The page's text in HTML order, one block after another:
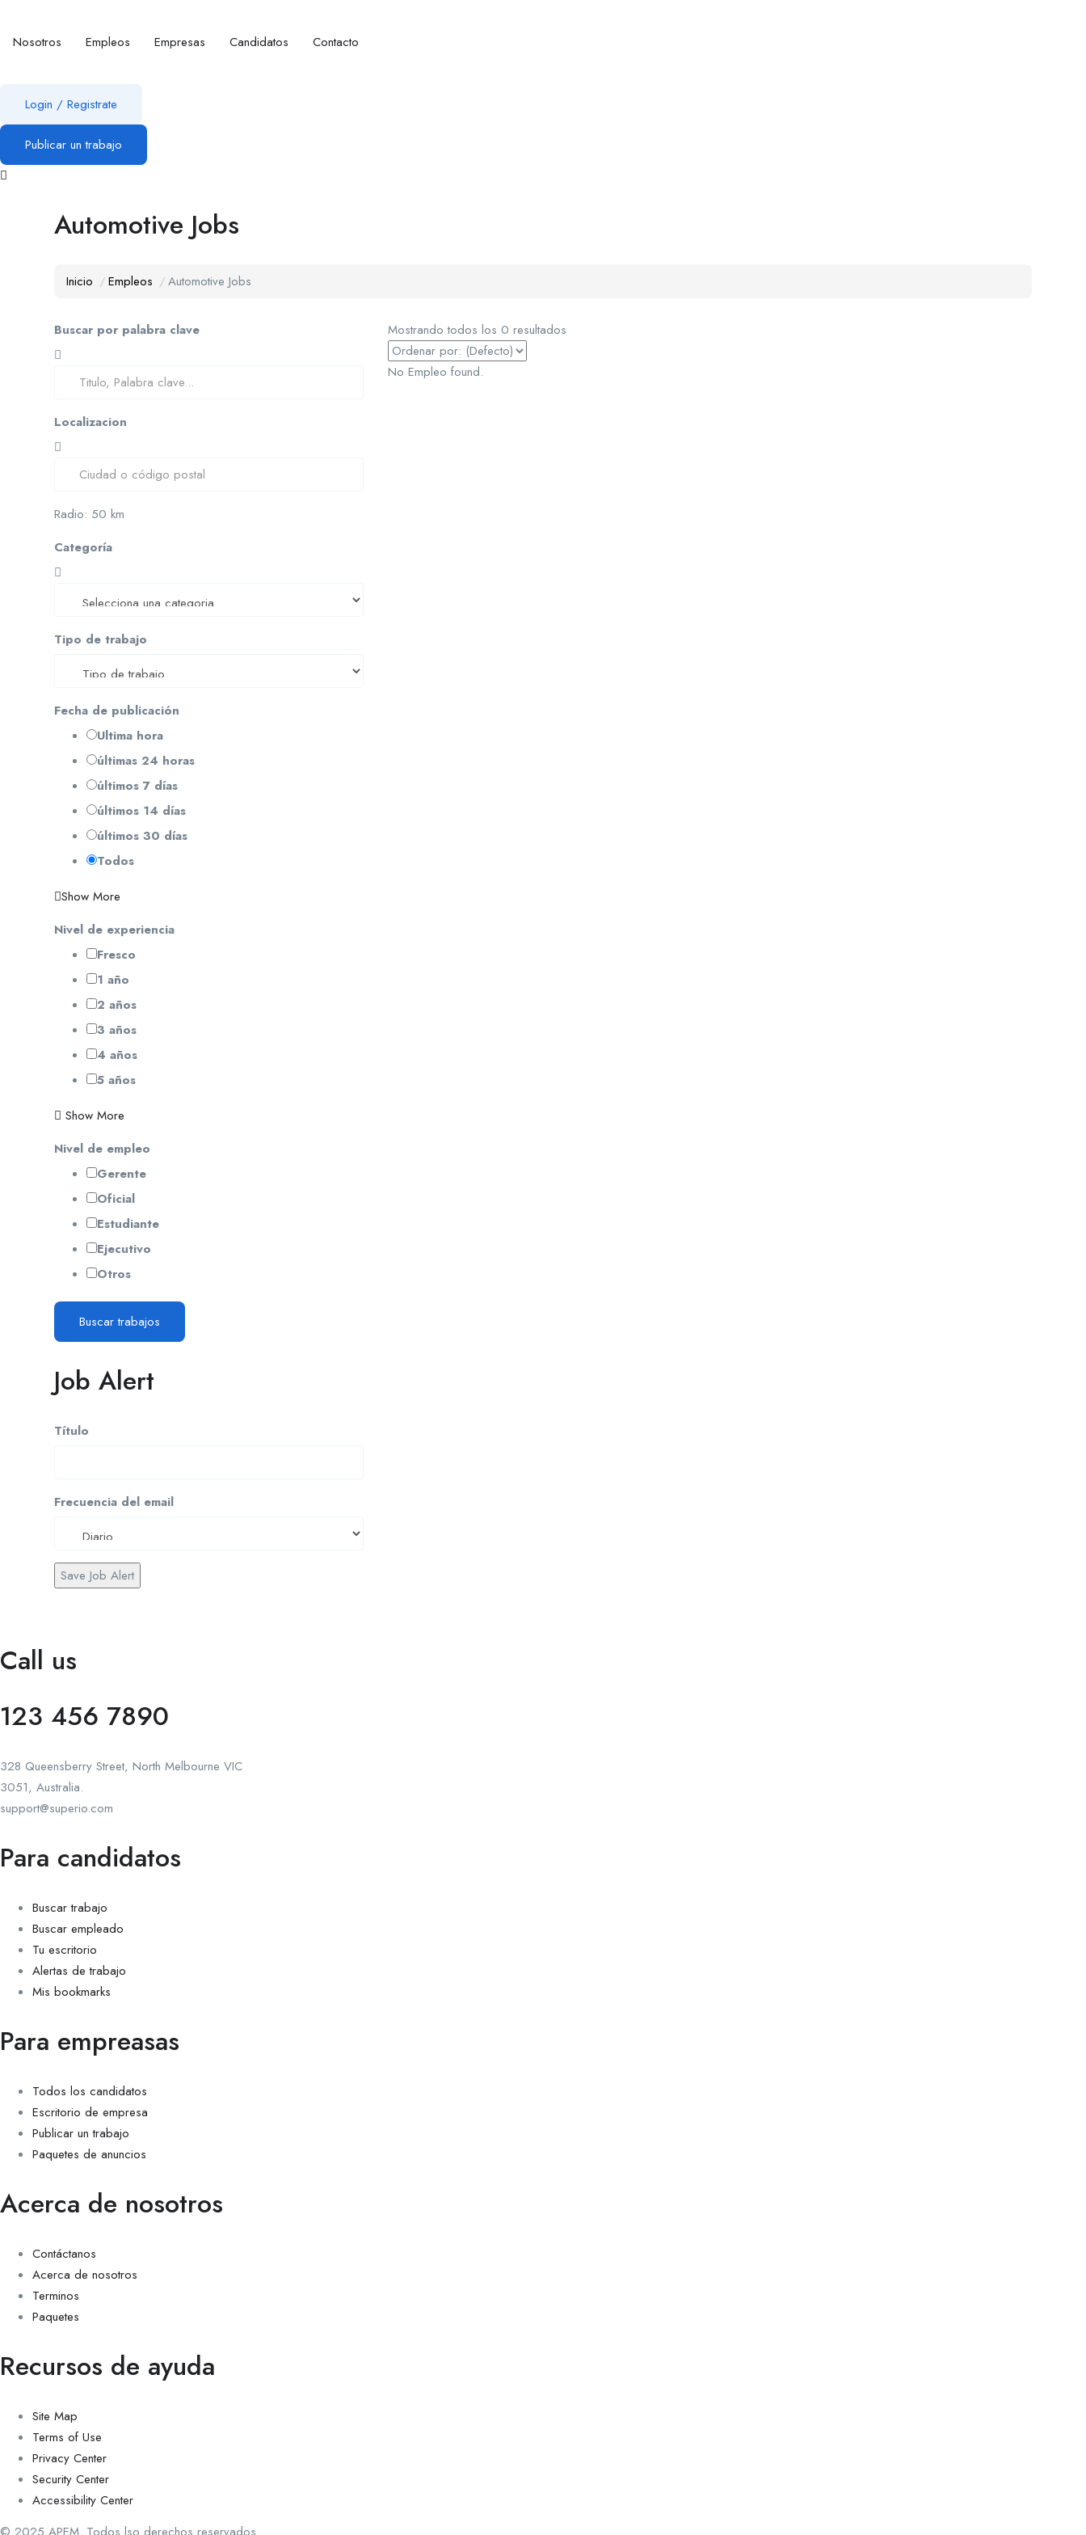
Nosotros Empleos Empresas Candidatos Contacto
Login / Registrate
Publicar un trabajo
Automotive Jobs
Inicio Empleos Automotive Jobs
Buscar por palabra clave
Localizacion
Radio: 50 km
Categoría
Tipo de trabajo
Fecha de publicación
Ultima hora
últimas 24 horas
últimos 7 días
últimos 14 días
últimos 30 días
Todos
Show More
Nivel de experiencia
Fresco
1 año
2 años
3 años
4 años
5 años
Show More
Nivel de empleo
Gerente
Oficial
Estudiante
Ejecutivo
Otros
Buscar trabajos
Job Alert
Título
Frecuencia del email
Save Job Alert
Mostrando todos los 0 resultados
No Empleo found.
Call us
123 456 7890
328 Queensberry Street, North Melbourne VIC
3051, Australia.
support@superio.com
Para candidatos
Buscar trabajo
Buscar empleado
Tu escritorio
Alertas de trabajo
Mis bookmarks
Para empreasas
Todos los candidatos
Escritorio de empresa
Publicar un trabajo
Paquetes de anuncios
Acerca de nosotros
Contáctanos
Acerca de nosotros
Terminos
Paquetes
Recursos de ayuda
Site Map
Terms of Use
Privacy Center
Security Center
Accessibility Center